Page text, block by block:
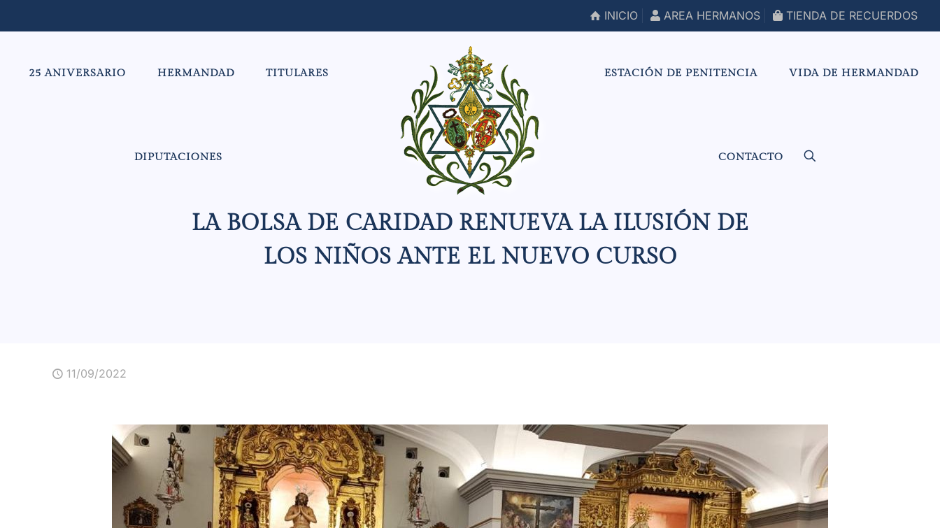
INICIO AREA HERMANOS TIENDA DE RECUERDOS
25 ANIVERSARIO HERMANDAD TITULARES
DIPUTACIONES
ESTACIÓN DE PENITENCIA VIDA DE HERMANDAD
CONTACTO
LA BOLSA DE CARIDAD RENUEVA LA ILUSIÓN DE
LOS NIÑOS ANTE EL NUEVO CURSO
11/09/2022